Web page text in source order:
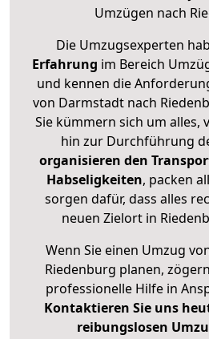
Umzügen nach
Die Umzugsexperten
Erfahrung im Bereich
und kennen die
von Darmstadt nach
Sie kümmern sich um alles,
hin zur Durchführung
organisieren den
Habseligkeiten, packen
sorgen dafür, dass alles
neuen Zielort in
Wenn Sie einen Umzug
Riedenburg planen,
professionelle Hilfe in
Kontaktieren Sie uns
reibungslosen